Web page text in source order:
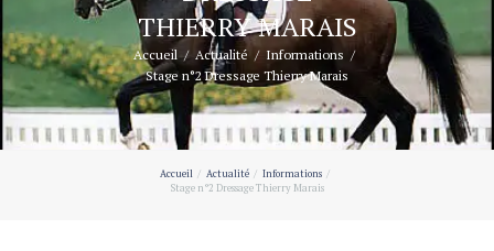
THIERRY MARAIS
Accueil Actualité
Informations
Stage n°2 Dressage Thierry Marais
Accueil Actualité
Informations
Stage n°2 Dressage Thierry Marais